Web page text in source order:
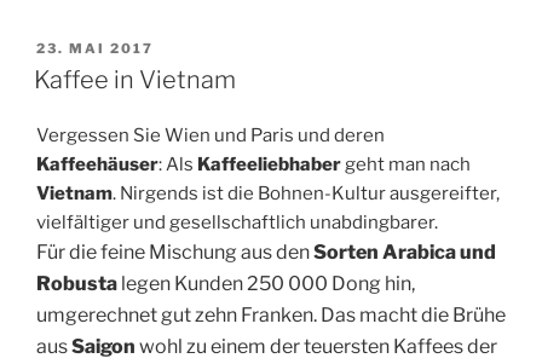
Vietnam“
VERÖFFENTLICHT
AM
23. MAI 2017
Kaffee in Vietnam
Vergessen Sie Wien und Paris und deren
Kaffeehäuser: Als Kaffeeliebhabergeht man nach
Vietnam. Nirgends ist die Bohnen-Kultur ausgereifter,
vielfältiger und gesellschaftlich unabdingbarer.
Für die feine Mischung aus denSorten Arabica und
Robusta legen Kunden 250 000 Dong hin,
umgerechnet gut zehn Franken. Das macht die Brühe
ausSaigon wohl zu einem der teuersten Kaffees der